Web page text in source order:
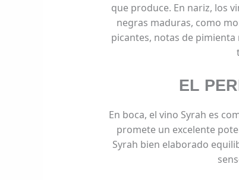
que produce. En nariz, los
negras maduras, como
picantes, notas de
EL
En boca, el vino Syrah es
promete un excelente
Syrah bien elaborado